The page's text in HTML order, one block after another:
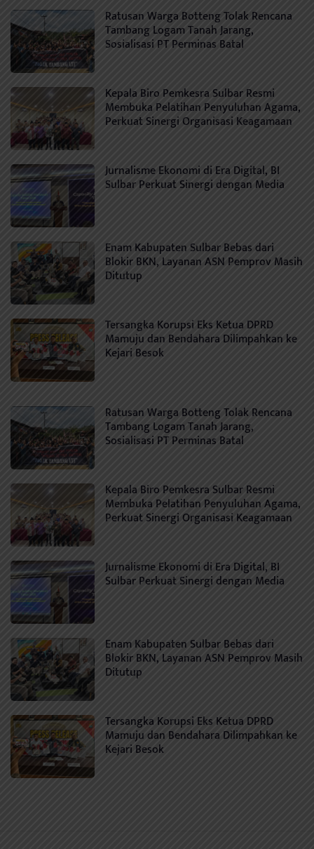
Ratusan Warga Botteng Tolak Rencana
Tambang Logam Tanah Jarang,
Sosialisasi PT Perminas Batal
Kepala Biro Pemkesra Sulbar Resmi
Membuka Pelatihan Penyuluhan Agama,
Perkuat Sinergi Organisasi Keagamaan
Jurnalisme Ekonomi di Era Digital, BI
Sulbar Perkuat Sinergi dengan Media
Enam Kabupaten Sulbar Bebas dari
Blokir BKN, Layanan ASN Pemprov Masih
Ditutup
Tersangka Korupsi Eks Ketua DPRD
Mamuju dan Bendahara Dilimpahkan ke
Kejari Besok
Ratusan Warga Botteng Tolak Rencana
Tambang Logam Tanah Jarang,
Sosialisasi PT Perminas Batal
Kepala Biro Pemkesra Sulbar Resmi
Membuka Pelatihan Penyuluhan Agama,
Perkuat Sinergi Organisasi Keagamaan
Jurnalisme Ekonomi di Era Digital, BI
Sulbar Perkuat Sinergi dengan Media
Enam Kabupaten Sulbar Bebas dari
Blokir BKN, Layanan ASN Pemprov Masih
Ditutup
Tersangka Korupsi Eks Ketua DPRD
Mamuju dan Bendahara Dilimpahkan ke
Kejari Besok